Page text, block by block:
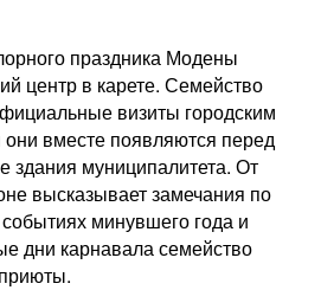
праздника Модены
центр в карете. Семейство
визиты городским
вместе появляются перед
здания муниципалитета. От
высказывает замечания по
минувшего года и
дни карнавала семейство